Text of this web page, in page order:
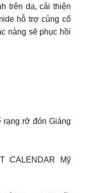
trên da, cải thiện
hỗ trợ củng cố
nàng sẽ phục hồi
rạng rỡ đón Giáng
CALENDAR Mỹ